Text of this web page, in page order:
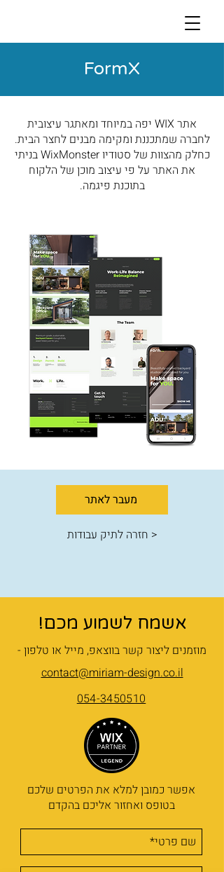
FormX
אתר WIX יפה במיוחד ומאתגר עיצובית
לחברה שמתכננת ומקימה מבנים לחצר הבית.
כחלק מהצוות של סטודיו WixMonster בניתי
את האתר על פי עיצוב מוכן של הלקוח
בתוכנת פיגמה.
מעבר לאתר
< חזרה לתיק עבודות
אשמח לשמוע מכם!
מוזמנים ליצור קשר בווצאפ, מייל או טלפון -
contact@miriam-design.co.il
054-3450510
אפשר כמובן למלא את הפרטים שלכם
בטופס ואחזור אליכם בהקדם